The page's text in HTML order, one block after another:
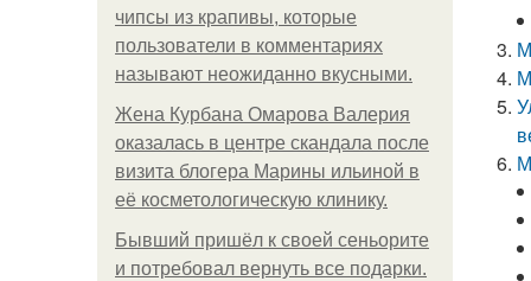
чипсы из крапивы, которые
пользователи в комментариях
называют неожиданно вкусными.
Жена Курбана Омарова Валерия
оказалась в центре скандала после
визита блогера Марины ильиной в
её косметологическую клинику.
Бывший пришёл к своей сеньорите
и потребовал вернуть все подарки.